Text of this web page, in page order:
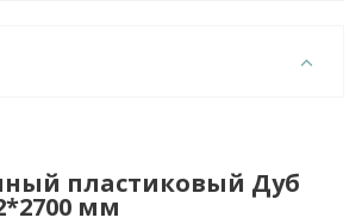
пластиковый Дуб
мм